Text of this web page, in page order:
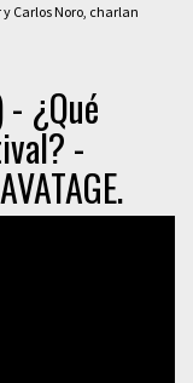
Carlos Noro, charlan
¿Qué
-